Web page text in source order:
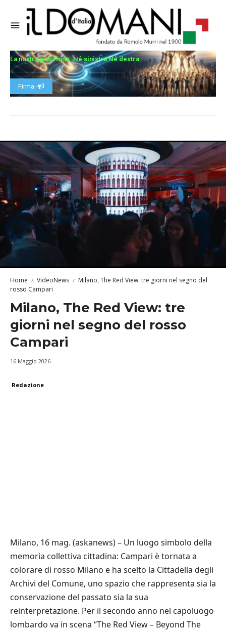
La nostra petizione: Né sinistra Né destra
Firma -
Home VideoNews
Milano, The Red View: tre giorni nel segno del
rosso Campari
Milano, The Red View: tre
giorni nel segno del rosso
Campari
16 Maggio 2026
Redazione
Milano, 16 mag. (askanews) – Un luogo simbolo della
memoria collettiva cittadina: Campari è tornata a
colorare di rosso Milano e ha scelto la Cittadella degli
Archivi del Comune, uno spazio che rappresenta sia la
conservazione del passato sia la sua
reinterpretazione. Per il secondo anno nel capoluogo
lombardo va in scena “The Red View – Beyond The